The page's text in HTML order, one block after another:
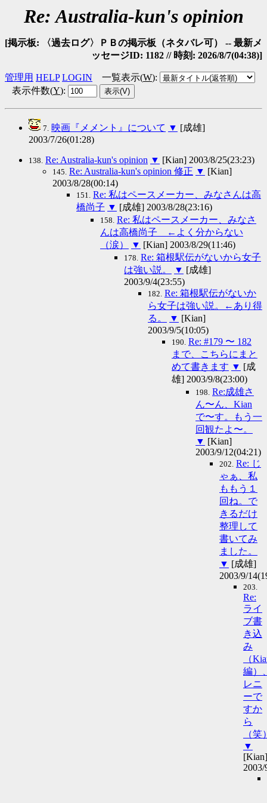
Re: Australia-kun's opinion
[掲示板: 〈過去ログ〉ＰＢの掲示板（ネタバレ可） -- 最新メ
ッセージID: 1182 // 時刻: 2026/8/7(04:38)]
管理用 HELP LOGIN 一覧表示(W):
表示件数(Y):
7. 映画『メメント』について ▼ [成雄]
2003/7/26(01:28)
138. Re: Australia-kun's opinion ▼ [Kian] 2003/8/25(23:23)
145. Re: Australia-kun's opinion 修正 ▼ [Kian]
2003/8/28(00:14)
151.
Re: 私はペースメーカー、みなさんは高
橋尚子 ▼ [成雄] 2003/8/28(23:16)
158. Re: 私はペースメーカー、みなさ
んは高橋尚子 ←よく分からない
（涙）
▼ [Kian] 2003/8/29(11:46)
178. Re: 箱根駅伝がないから女子
は強い説。
▼ [成雄]
2003/9/4(23:55)
182. Re: 箱根駅伝がないか
ら女子は強い説。←あり得
る。
▼ [Kian]
2003/9/5(10:05)
190. Re: #179 〜 182
まで、こちらにまと
めて書きます ▼ [成
雄] 2003/9/8(23:00)
198. Re:成雄さ
ん〜ん、Kian
で〜す。もう一
回観たよ〜。
▼ [Kian]
2003/9/12(04:21)
202. Re: じ
ゃぁ、私
ももう１
回ね。で
きるだけ
整理して
書いてみ
ました。
▼ [成雄]
2003/9/
203.
Re:
ライ
ブ書
き込
み
（
編）
レニ
ーで
すか
ら
（笑
▼
[Kian]